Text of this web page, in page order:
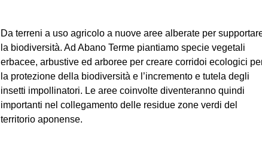
Da terreni a uso agricolo a nuove aree alberate per
la biodiversità. Ad Abano Terme piantiamo specie vegetali
erbacee, arbustive ed arboree per creare corridoi ecologici
la protezione della biodiversità e l’incremento e tutela degli
insetti impollinatori. Le aree coinvolte diventeranno quindi
importanti nel collegamento delle residue zone verdi del
territorio aponense.